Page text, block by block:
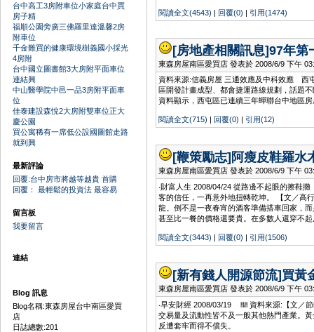
台中高工3房附車位小家庭台中買
房子精
福順公園旁廣三佛羅里達溫馨2房
附車位
千金難買的健康環境樹義國小採光
4房附
台中國立圖書館3大房附平面車位
連結興
中山醫學院中邑一品3房附平面車
位
佳泰建設森悅2大房附雙車位正大
慶公園
買公寓稀有一席低公設國圖館走路
就到興
最新評論
回覆:台中房市將越等越貴 首購
回覆： 最輕鬆的投資法 最容易
留言板
我要留言
連結
Blog 訊息
Blog名稱:東森房屋台中南區愛買
店
日誌總數:201
閱讀全文(4543) | 回覆(0) | 引用(1474)
[房地產相關訊息]97年第
東森房屋南區愛買店 發表於 2008/6/9 下午
資料來源:信義房屋 三通效應及中科效應 西
區開發計畫成型、都會捷運路線規劃，話題
資料顯示，西屯區已連續三年蟬聯台中地區
閱讀全文(715) | 回覆(0) | 引用(12)
[鞭策勵志] 阿瘦皮鞋羅水
東森房屋南區愛買店 發表於 2008/6/9 下午
‧財富人生 2008/04/24 從路邊不起眼的擦鞋
客的信任，一再意外地扭轉乾坤。 【文／高
龍。倒不是一夜春宵的酒客準備搭車回家，
甚至比一餐的價格還要貴。在多數人還穿不
閱讀全文(3443) | 回覆(0) | 引用(1506)
[新有錢人開源節流] 買黃
東森房屋南區愛買店 發表於 2008/6/9 下午
‧早安財經 2008/03/19
資料來源:【文／
交易量及流動性皆不及一般其他熱門產業。
反遭套牢而得不償失。